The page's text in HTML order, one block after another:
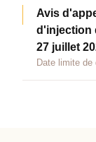
Avis
d'injection
27 juillet
Date limite